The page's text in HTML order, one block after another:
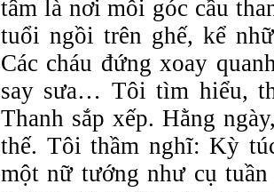
tâm là nơi mỗi góc cầu
tuổi ngồi trên ghế, kể
Các cháu đứng xoay
say sưa… Tôi tìm hiểu,
Thanh sắp xếp. Hằng
thế. Tôi thầm nghĩ: Kỳ
một nữ tướng như cụ